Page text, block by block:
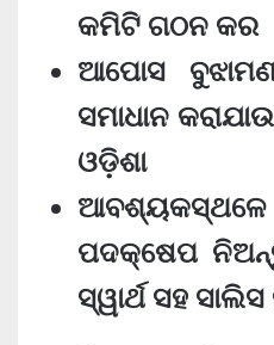
କମିଟି ଗଠନ କର
ଆପୋସ
ସମାଧାନ
ଓଡ଼ିଶା
ପଦକ୍ଷେପ
ସ୍ୱାର୍ଥ ସହ